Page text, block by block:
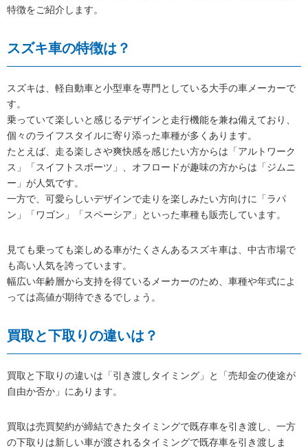
特徴をご紹介します。
スズキ車の特徴は？
スズキは、軽自動車と小型車を専門としている大手の車メーカーで
す。
乗っていて楽しいと感じるデザインと走行機能を兼ね備えており、
個々のライフスタイルに寄り添った車種が多くあります。
たとえば、走る楽しさや爽快感を感じたい方からは「アルトワーク
ス」「スイフトスポーツ」、オフロードが趣味の方からは「ジムニ
ー」が人気です。
一方で、可愛らしいデザインで走りを楽しみたい方向けに「ラパ
ン」「ワゴン」「スペーシア」といった車種も販売しています。
見ても乗っても楽しめる車がたくさんあるスズキ車は、中古市場で
も高い人気を誇っています。
幅広い年齢層から支持を得ているメーカーのため、車種や年式によ
っては高値が期待できるでしょう。
買取と下取りの違いは？
買取と下取りの違いは「引き渡しタイミング」と「売却金の使途が
自由か否か」にあります。
買取は売買契約が締結できたタイミングで既存車を引き渡し、一方
の下取りは新しい車が渡されるタイミングで既存車を引き渡しま